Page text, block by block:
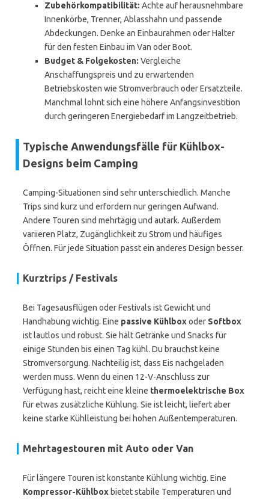
Zubehörkompatibilität: Achte auf herausnehmbare
Innenkörbe, Trenner, Ablasshahn und passende
Abdeckungen. Denke an Einbaurahmen oder Halter
für den festen Einbau im Van oder Boot.
Budget & Folgekosten: Vergleiche
Anschaffungspreis und zu erwartenden
Betriebskosten wie Stromverbrauch oder Ersatzteile.
Manchmal lohnt sich eine höhere Anfangsinvestition
durch geringeren Energiebedarf im Langzeitbetrieb.
Typische Anwendungsfälle für Kühlbox-
Designs beim Camping
Camping-Situationen sind sehr unterschiedlich. Manche
Trips sind kurz und erfordern nur geringen Aufwand.
Andere Touren sind mehrtägig und autark. Außerdem
variieren Platz, Zugänglichkeit zu Strom und häufiges
Öffnen. Für jede Situation passt ein anderes Design besser.
Kurztrips / Festivals
Bei Tagesausflügen oder Festivals ist Gewicht und
Handhabung wichtig. Eine passive Kühlboxoder Softbox
ist lautlos und robust. Sie hält Getränke und Snacks für
einige Stunden bis einen Tag kühl. Du brauchst keine
Stromversorgung. Nachteilig ist, dass Eis nachgeladen
werden muss. Wenn du einen 12-V-Anschluss zur
Verfügung hast, reicht eine kleine thermoelektrische Box
für etwas zusätzliche Kühlung. Sie ist leicht, liefert aber
keine starke Kühlleistung bei hohen Außentemperaturen.
Mehrtagestouren mit Auto oder Van
Für längere Touren ist konstante Kühlung wichtig. Eine
Kompressor-Kühlbox bietet stabile Temperaturen und